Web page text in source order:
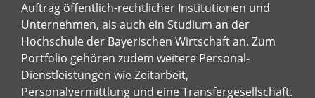
Auftrag öffentlich-rechtlicher Institutionen und
Unternehmen, als auch ein Studium an der
Hochschule der Bayerischen Wirtschaft an. Zum
Portfolio gehören zudem weitere Personal-
Dienstleistungen wie Zeitarbeit,
Personalvermittlung und eine Transfergesellschaft.